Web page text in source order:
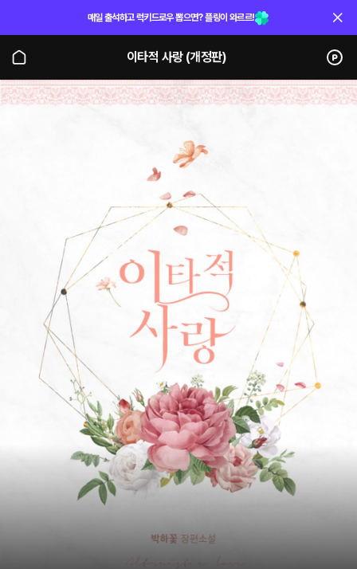
매일 출석하고 럭키드로우 뽑으면? 플링이 와르르!
이타적 사랑 (개정판)